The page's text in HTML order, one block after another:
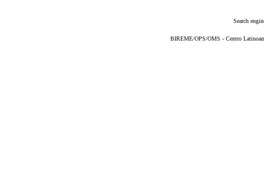
Search
BIREME/OPS/OMS - Centro